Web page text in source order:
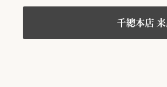
千總本店